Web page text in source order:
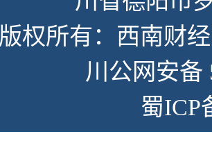
版权所有：西南财
川公网安备
蜀ICP